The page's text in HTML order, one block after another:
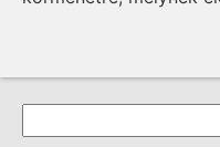
Keresés űrlap
Keresés